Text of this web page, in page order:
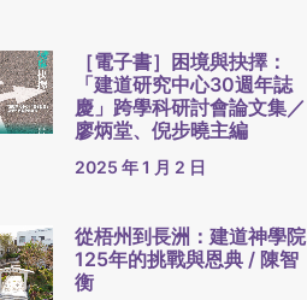
［電子書］困境與抉擇：
「建道研究中心30週年誌
慶」跨學科研討會論文集／
廖炳堂、倪步曉主編
2025 年 1 月 2 日
從梧州到長洲：建道神學院
125年的挑戰與恩典 / 陳智
衡